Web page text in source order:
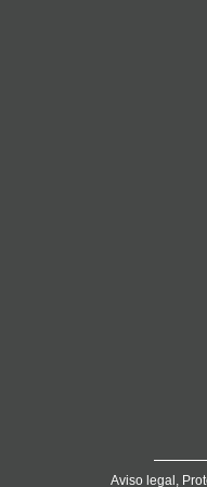
Aviso legal,